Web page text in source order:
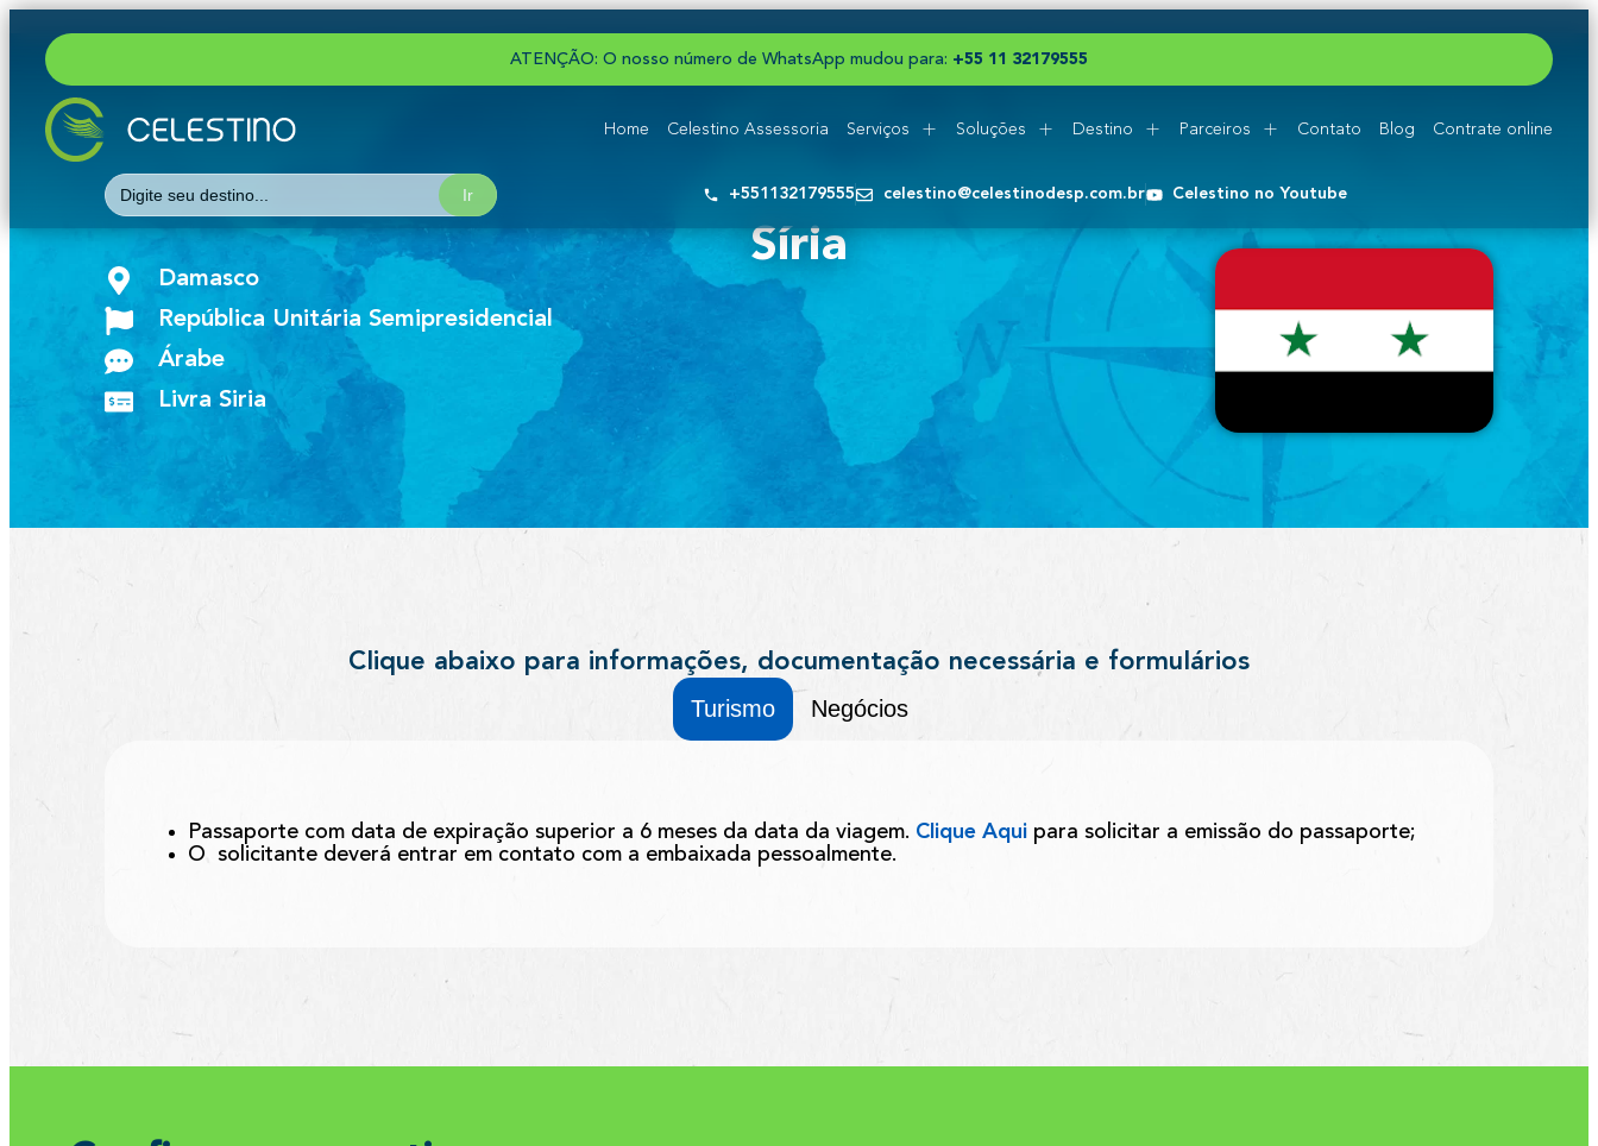
ATENÇÃO: O nosso número de WhatsApp mudou para: +55 1 1 321 79555
Home Celestino Assessoria Serviços Soluções Destino Parceiros Contato Blog Contrate online
Search
for:
+551132179555 celestino@celestinodesp.com.br Celestino no Youtube
Síria
Damasco
República Unitária Semipresidencial
Árabe
Livra Siria
Clique abaixo para informações, documentação necessária e formulários
Turismo
Negócios
Passaporte com data de expiração superior a 6 meses da data da viagem. Clique Aqui para solicitar a emissão do passaporte;
O solicitante deverá entrar em contato com a embaixada pessoalmente.